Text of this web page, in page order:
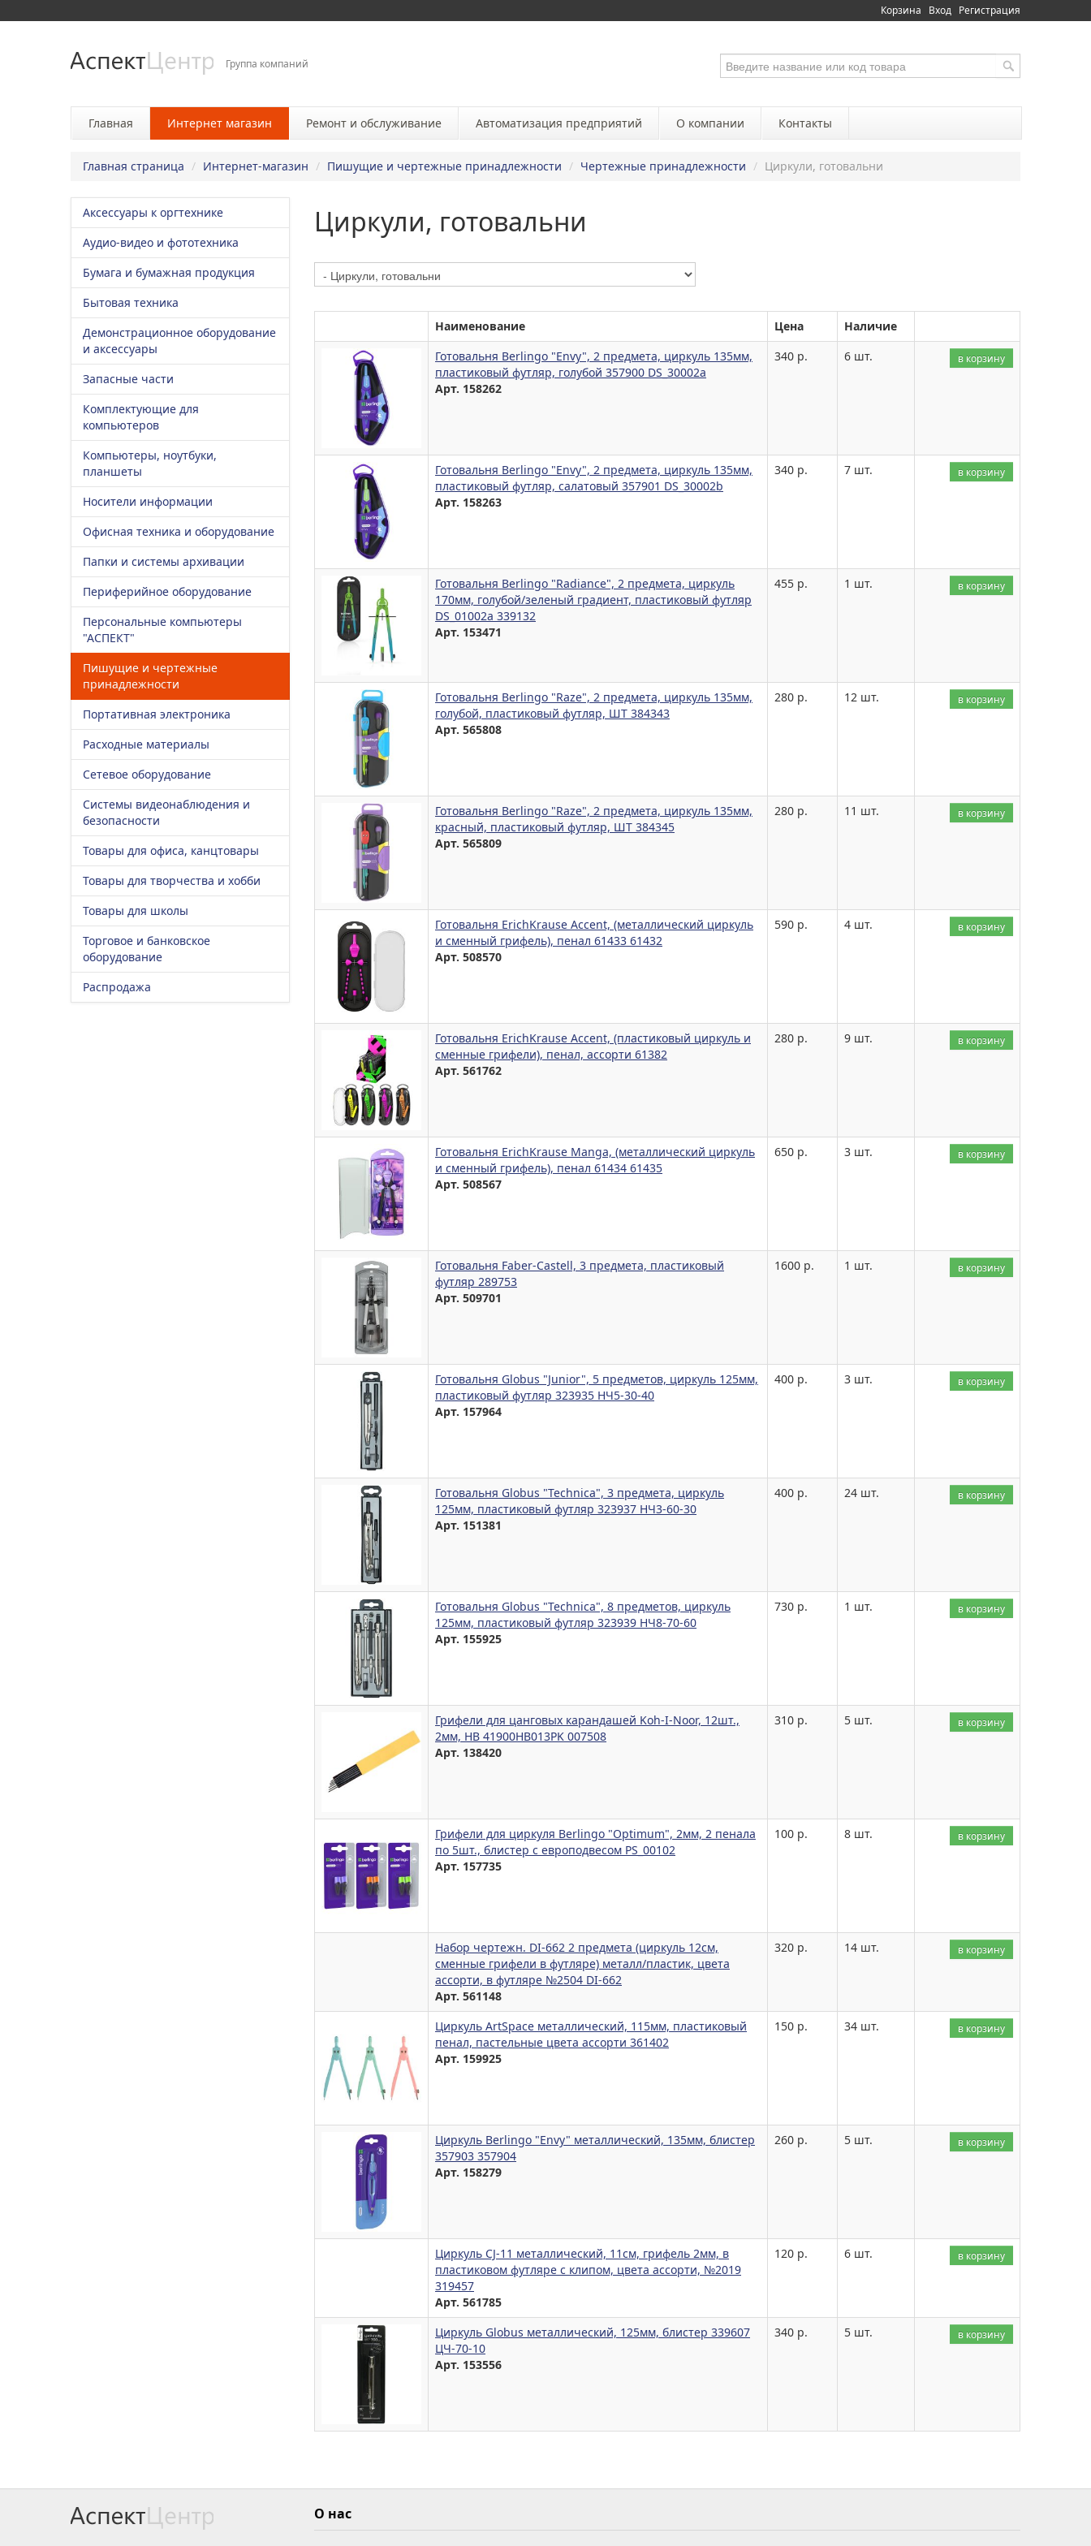
Корзина Вход Регистрация
Группа компаний
Главная Интернет магазин Ремонт и обслуживание Автоматизация предприятий О компании Контакты
Главная страница / Интернет-магазин / Пишущие и чертежные принадлежности / Чертежные принадлежности / Циркули, готовальни
Аксессуары к оргтехнике
Аудио-видео и фототехника
Бумага и бумажная продукция
Бытовая техника
Демонстрационное оборудование
и аксессуары
Запасные части
Комплектующие для
компьютеров
Компьютеры, ноутбуки,
планшеты
Носители информации
Офисная техника и оборудование
Папки и системы архивации
Периферийное оборудование
Персональные компьютеры
"АСПЕКТ"
Пишущие и чертежные
принадлежности
Портативная электроника
Расходные материалы
Сетевое оборудование
Системы видеонаблюдения и
безопасности
Товары для офиса, канцтовары
Товары для творчества и хобби
Товары для школы
Торговое и банковское
оборудование
Распродажа
Циркули, готовальни
Наименование Цена
Наличие
Готовальня Berlingo "Envy", 2 предмета, циркуль 135мм,
пластиковый футляр, голубой 357900 DS_30002a
Арт. 158262
340 р. 6 шт. в корзину
Готовальня Berlingo "Envy", 2 предмета, циркуль 135мм,
пластиковый футляр, салатовый 357901 DS_30002b
Арт. 158263
340 р. 7 шт. в корзину
Готовальня Berlingo "Radiance", 2 предмета, циркуль
170мм, голубой/зеленый градиент, пластиковый футляр
DS_01002a 339132
Арт. 153471
455 р. 1 шт. в корзину
Готовальня Berlingo "Raze", 2 предмета, циркуль 135мм,
голубой, пластиковый футляр, ШТ 384343
Арт. 565808
280 р. 12 шт. в корзину
Готовальня Berlingo "Raze", 2 предмета, циркуль 135мм,
красный, пластиковый футляр, ШТ 384345
Арт. 565809
280 р. 11 шт. в корзину
Готовальня ErichKrause Accent, (металлический циркуль
и сменный грифель), пенал 61433 61432
Арт. 508570
590 р. 4 шт. в корзину
Готовальня ErichKrause Accent, (пластиковый циркуль и
сменные грифели), пенал, ассорти 61382
Арт. 561762
280 р. 9 шт. в корзину
Готовальня ErichKrause Manga, (металлический циркуль
и сменный грифель), пенал 61434 61435
Арт. 508567
650 р. 3 шт. в корзину
Готовальня Faber-Castell, 3 предмета, пластиковый
футляр 289753
Арт. 509701
1600 р. 1 шт. в корзину
Готовальня Globus "Junior", 5 предметов, циркуль 125мм,
пластиковый футляр 323935 НЧ5-30-40
Арт. 157964
400 р. 3 шт. в корзину
Готовальня Globus "Technica", 3 предмета, циркуль
125мм, пластиковый футляр 323937 НЧ3-60-30
Арт. 151381
400 р. 24 шт. в корзину
Готовальня Globus "Technica", 8 предметов, циркуль
125мм, пластиковый футляр 323939 НЧ8-70-60
Арт. 155925
730 р. 1 шт. в корзину
Грифели для цанговых карандашей Koh-I-Noor, 12шт.,
2мм, HB 41900HB013PK 007508
Арт. 138420
310 р. 5 шт. в корзину
Грифели для циркуля Berlingo "Optimum", 2мм, 2 пенала
по 5шт., блистер с европодвесом PS_00102
Арт. 157735
100 р. 8 шт. в корзину
Набор чертежн. DI-662 2 предмета (циркуль 12см,
сменные грифели в футляре) металл/пластик, цвета
ассорти, в футляре №2504 DI-662
Арт. 561148
320 р. 14 шт. в корзину
Циркуль ArtSpace металлический, 115мм, пластиковый
пенал, пастельные цвета ассорти 361402
Арт. 159925
150 р. 34 шт. в корзину
Циркуль Berlingo "Envy" металлический, 135мм, блистер
357903 357904
Арт. 158279
260 р. 5 шт. в корзину
Циркуль CJ-11 металлический, 11см, грифель 2мм, в
пластиковом футляре с клипом, цвета ассорти, №2019
319457
Арт. 561785
120 р. 6 шт. в корзину
Циркуль Globus металлический, 125мм, блистер 339607
ЦЧ-70-10
Арт. 153556
340 р. 5 шт. в корзину
О нас